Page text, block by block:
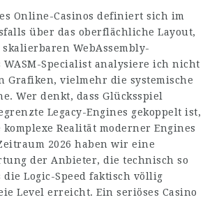
Online-Casinos definiert sich im
über das oberflächliche Layout,
WebAssembly-
Specialist analysiere ich nicht
Grafiken, vielmehr die systemische
Wer denkt, dass Glücksspiel
Legacy-Engines gekoppelt ist,
Realität moderner Engines
2026 haben wir eine
der Anbieter, die technisch so
die Logic-Speed faktisch völlig
Level erreicht. Ein seriöses Casino